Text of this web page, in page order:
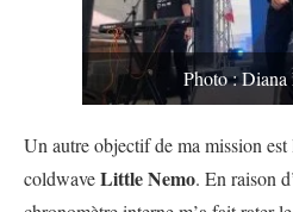
Photo :
Un autre objectif de ma mission
coldwaveLittle Nemo. En raison